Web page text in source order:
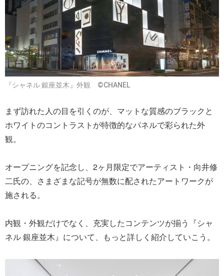
『シャネル 銀座並木』外観 ©CHANEL
まず訪れた人の目を引くのが、マットな質感のブラックと
ホワイトのコントラストが特徴的なパネルで彩られた外
観。
オープニングを記念し、2ヶ月限定でアーティスト・向井修
二氏の、さまざまな記号が無数に配されたアートワークが
施される。
内観・外観だけでなく、充実したコンテンツが揃う『シャ
ネル 銀座並木』について、もっと詳しく紹介していこう。